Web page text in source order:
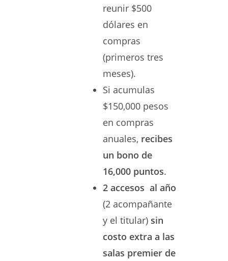
reunir $500
dólares en
compras
(primeros tres
meses).
Si acumulas
$150,000 pesos
en compras
anuales, recibes
un bono de
16,000 puntos.
2 accesos al año
(2 acompañante
y el titular) sin
costo extra a las
salas premier de